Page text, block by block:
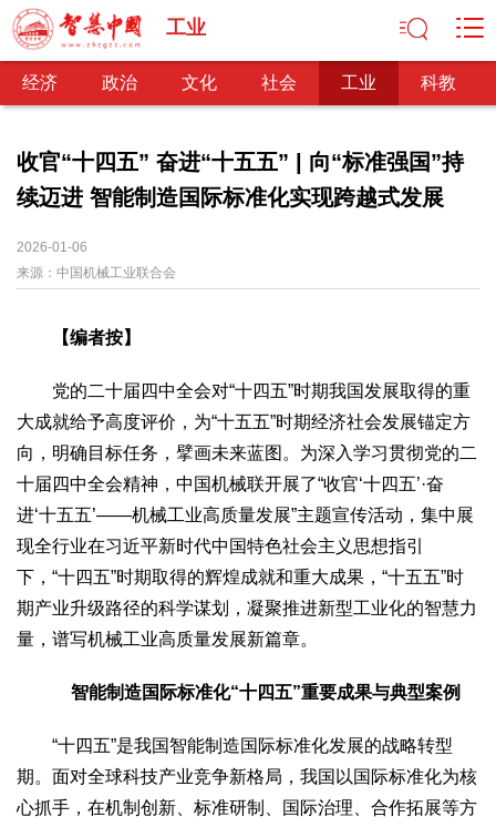
工业
经济 政治 文化 社会 工业 科教
经济
经济观察
经济转型
供给侧改革
依法治国
网文推荐
文化
中华文化 核心价值 文化产业 文化事业
艺术百家
社会
社会治理 社会保障 城乡发展 民生建设
科技观察 创新前沿 智慧教育 职业教育
三农
智慧农业 智慧乡村 基层之声
收官“十四五” 奋进“十五五” | 向“标准强国”持
续迈进 智能制造国际标准化实现跨越式发展
2026-01-06
来源： 中国机械工业联合会
【编者按】
党的二十届四中全会对“十四五”时期我国发展取得的重
大成就给予高度评价，为“十五五”时期经济社会发展锚定方
向，明确目标任务，擘画未来蓝图。为深入学习贯彻党的二
十届四中全会精神，中国机械联开展了“收官‘十四五’·奋
进‘十五五’——机械工业高质量发展”主题宣传活动，集中展
现全行业在习近平新时代中国特色社会主义思想指引
下，“十四五”时期取得的辉煌成就和重大成果，“十五五”时
期产业升级路径的科学谋划，凝聚推进新型工业化的智慧力
量，谱写机械工业高质量发展新篇章。
智能制造国际标准化“十四五”重要成果与典型案例
“十四五”是我国智能制造国际标准化发展的战略转型
期。面对全球科技产业竞争新格局，我国以国际标准化为核
心抓手，在机制创新、标准研制、国际治理、合作拓展等方